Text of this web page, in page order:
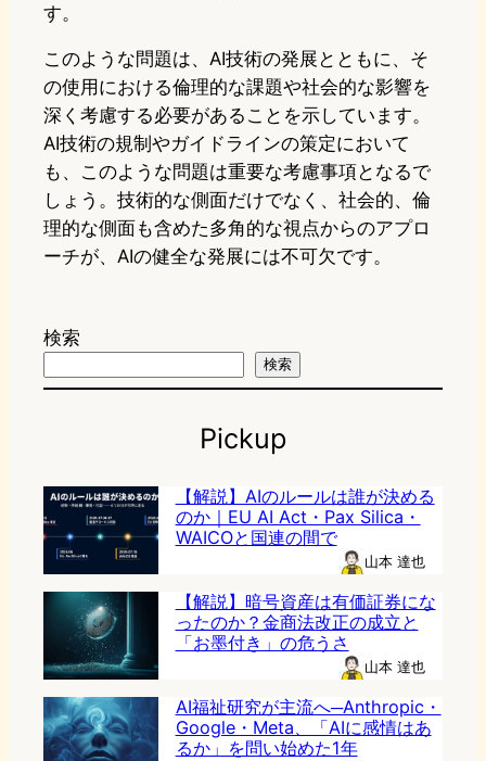
す。
このような問題は、AI技術の発展とともに、そ
の使用における倫理的な課題や社会的な影響を
深く考慮する必要があることを示しています。
AI技術の規制やガイドラインの策定において
も、このような問題は重要な考慮事項となるで
しょう。技術的な側面だけでなく、社会的、倫
理的な側面も含めた多角的な視点からのアプロ
ーチが、AIの健全な発展には不可欠です。
検索
検索
Pickup
【解説】AIのルールは誰が決める
のか｜EU AI Act・Pax Silica・
WAICOと国連の間で
山本 達也
【解説】暗号資産は有価証券にな
ったのか？金商法改正の成立と
「お墨付き」の危うさ
山本 達也
AI福祉研究が主流へ─Anthropic・
Google・Meta、「AIに感情はあ
るか」を問い始めた1年